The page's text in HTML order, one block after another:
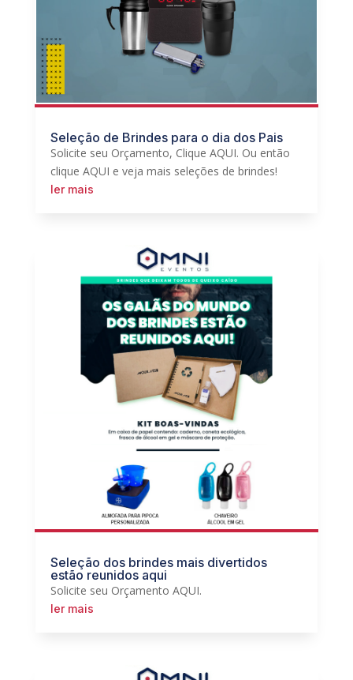
Seleção de Brindes para o dia dos Pais
Solicite seu Orçamento, Clique AQUI. Ou então
clique AQUI e veja mais seleções de brindes!
ler mais
Seleção dos brindes mais divertidos
estão reunidos aqui
Solicite seu Orçamento AQUI.
ler mais